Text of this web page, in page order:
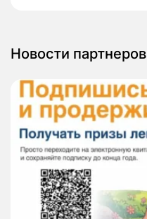
Новости партнеров